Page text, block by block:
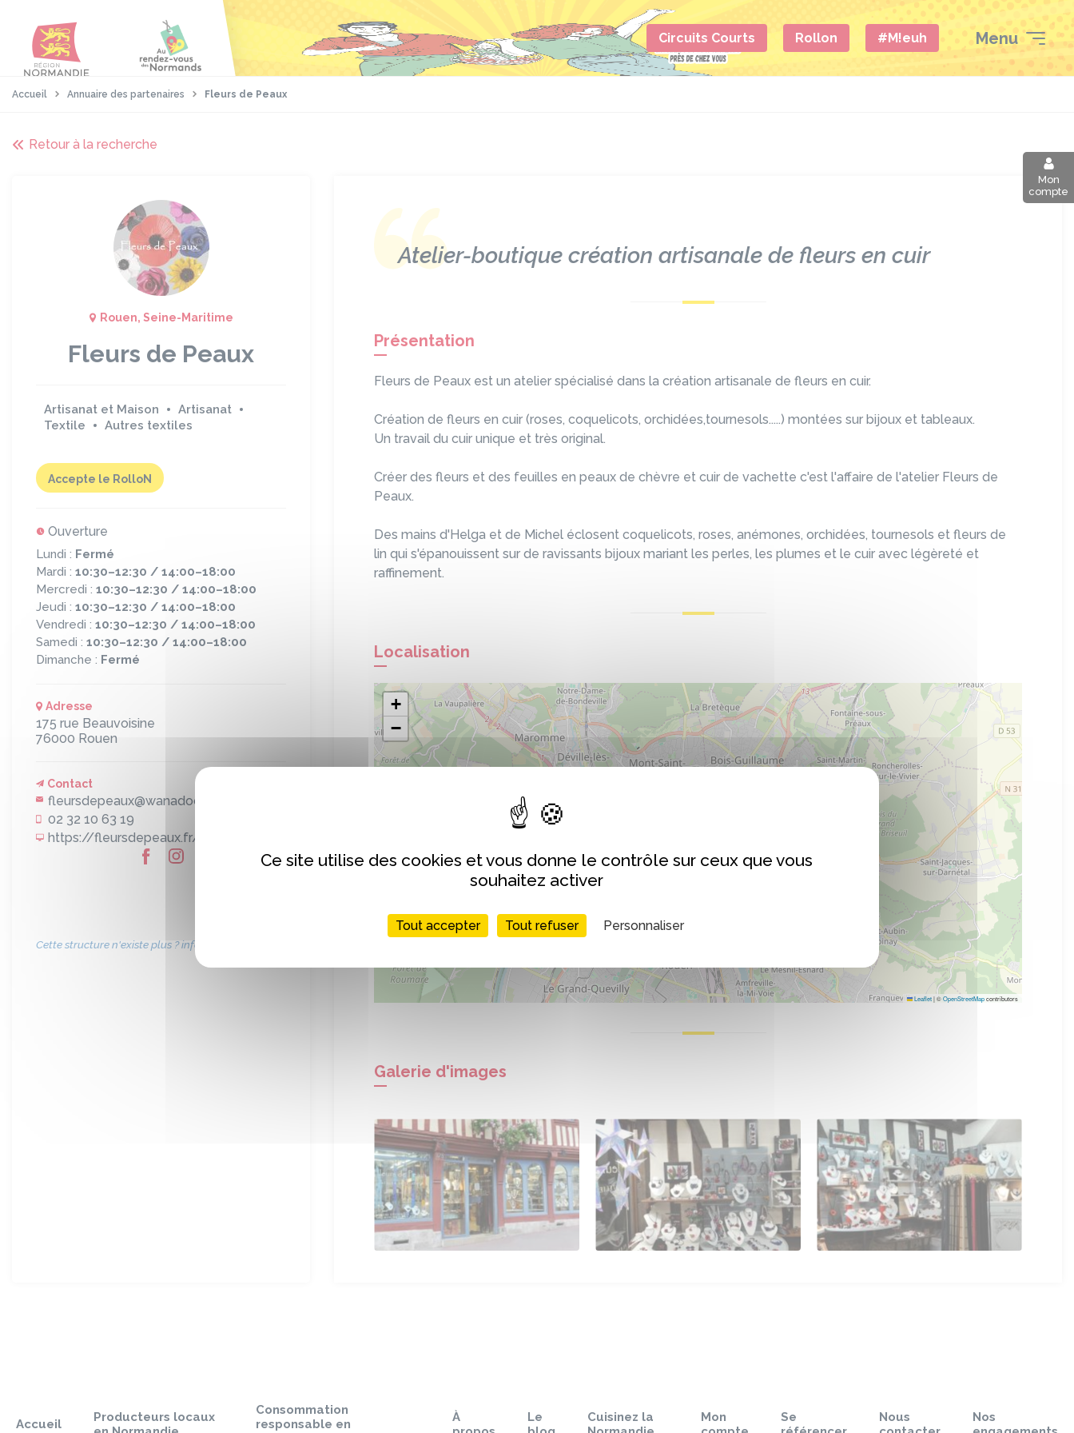
contenu
principal
page
Circuits Courts Rollon #M!euh Menu
Mon
compte
Accueil Annuaire des partenaires Fleurs de Peaux
Retour à la recherche
Rouen, Seine-Maritime
Fleurs de Peaux
Artisanat et Maison
Artisanat
Textile
Autres textiles
Accepte le RolloN
Ouverture
Lundi : Fermé
Mardi : 10:30–12:30 / 14:00–18:00
Mercredi : 10:30–12:30 / 14:00–18:00
Jeudi : 10:30–12:30 / 14:00–18:00
Vendredi : 10:30–12:30 / 14:00–18:00
Samedi : 10:30–12:30 / 14:00–18:00
Dimanche : Fermé
Adresse
175 rue Beauvoisine
76000 Rouen
Contact
fleursdepeaux@wanadoo.fr
02 32 10 63 19
https://fleursdepeaux.fr/
Cette structure n'existe plus ? informez-nous !
Atelier-boutique création artisanale de fleurs en cuir
Présentation
Fleurs de Peaux est un atelier spécialisé dans la création artisanale de fleurs en cuir.
Création de fleurs en cuir (roses, coquelicots, orchidées,tournesols.....) montées sur bijoux et tableaux.
Un travail du cuir unique et très original.
Créer des fleurs et des feuilles en peaux de chèvre et cuir de vachette c'est l'affaire de l'atelier Fleurs de
Peaux.
Des mains d'Helga et de Michel éclosent coquelicots, roses, anémones, orchidées, tournesols et fleurs de
lin qui s'épanouissent sur de ravissants bijoux mariant les perles, les plumes et le cuir avec légèreté et
raffinement.
Localisation
+
−
Leaflet|©OpenStreetMapcontributors
Galerie d'images
Accueil
Producteurs locaux
Consommation
responsable en
À
Le
Cuisinez la
Mon
Se
Nous
Nos
Ce site utilise des cookies et vous donne le contrôle sur ceux que vous
souhaitez activer
Tout accepter Tout refuser Personnaliser